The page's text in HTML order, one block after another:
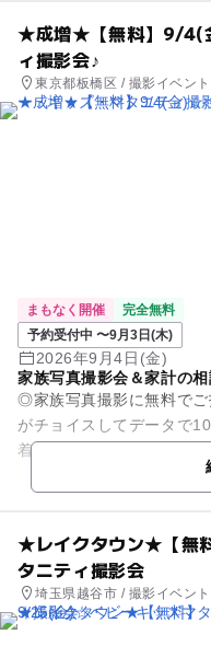
★成増★【無料】9/4(
ィ撮影会♪
東京都板橋区 / 撮影イベン
まもなく開催
完全無料
予約受付中 〜9月3日(木)
2026年9月4日(金)
家族写真撮影会＆家計の
◎家族写真撮影に無料で
がチョイスしてデータで
着換えや衣装替えなども
★レイクタウン★【無
タニティ撮影会
埼玉県越谷市 / 撮影イベン